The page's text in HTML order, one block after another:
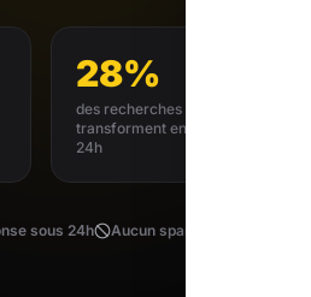
28%
des recherches locales se
transforment en achat sous
24h
sous 24h Aucun spam